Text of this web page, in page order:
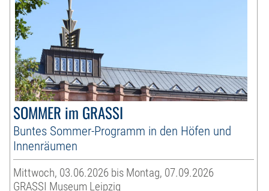
SOMMER im GRASSI
Buntes Sommer-Programm in den Höfen und
Innenräumen
Mittwoch, 03.06.2026 bis Montag, 07.09.2026
GRASSI Museum Leipzig